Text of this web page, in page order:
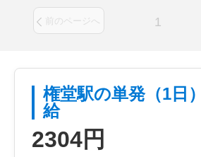
前のページへ 1
権堂駅の単発（1日
給
2304円